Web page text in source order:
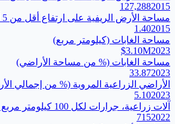
127,2882015
مساحة الأرض الريفية على ارتفاع أقل من 5 أمتار (% من إجمالي مساحة الأرض)
1.402015
مساحة الغابات (كيلومتر مربع)
$3.10M2023
مساحة الغابات (% من مساحة الأراضي)
33.872023
الأراضي الزراعية المروية (% من إجمالي
5.102023
آلات زراعية، جرارات لكل 100 كيلومتر مربع من الأرض الصالحة للزراعة
7152022